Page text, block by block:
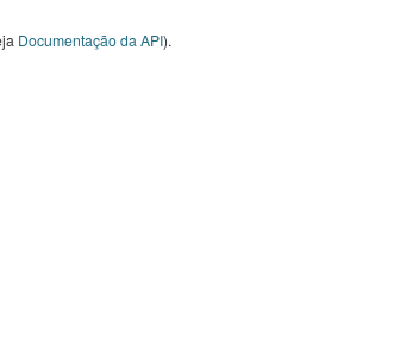
Documentação da API).